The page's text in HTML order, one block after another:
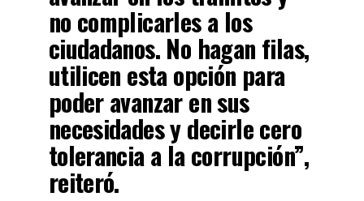
no complicarles a los
ciudadanos. No hagan filas,
utilicen esta opción para
poder avanzar en sus
necesidades y decirle cero
tolerancia a la corrupción”,
reiteró.